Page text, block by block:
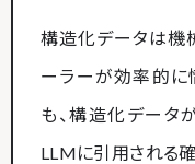
構造化データは機
ーラーが効率的に
も、構造化データ
LLMに引用される確